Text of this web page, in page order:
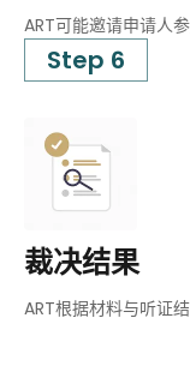
ART可能邀请申请人
Step 6
裁决结果
ART根据材料与听证